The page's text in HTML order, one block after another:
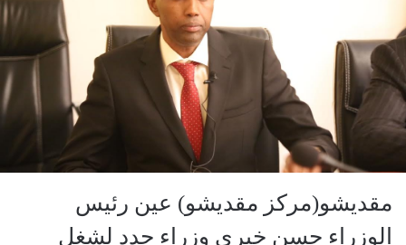
مقديشو(مركز مقديشو) عين رئيس
الوزراء حسن خيري وزراء جدد لشغل